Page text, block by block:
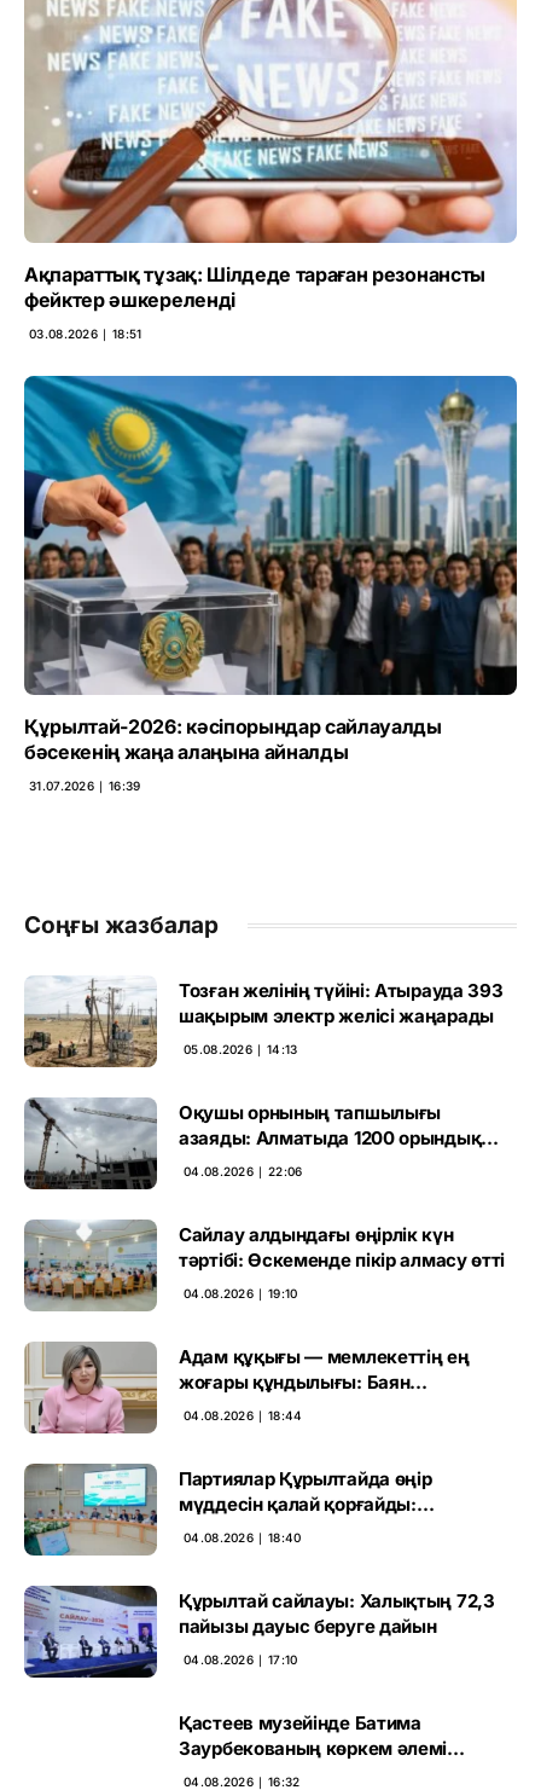
Ақпараттық тұзақ: Шілдеде тараған резонансты
фейктер әшкереленді
03.08.2026 ∣ 18:51
Құрылтай-2026: кәсіпорындар сайлауалды
бәсекенің жаңа алаңына айналды
31.07.2026 ∣ 16:39
Соңғы жазбалар
Тозған желінің түйіні: Атырауда 393
шақырым электр желісі жаңарады
05.08.2026 ∣ 14:13
Оқушы орнының тапшылығы
азаяды: Алматыда 1200 орындық
мектеп салынып жатыр
04.08.2026 ∣ 22:06
Сайлау алдындағы өңірлік күн
тәртібі: Өскеменде пікір алмасу өтті
04.08.2026 ∣ 19:10
Адам құқығы — мемлекеттің ең
жоғары құндылығы: Баян
Жалмағанбетова
04.08.2026 ∣ 18:44
Партиялар Құрылтайда өңір
мүддесін қалай қорғайды:
сарапшылар талқылауы
04.08.2026 ∣ 18:40
Құрылтай сайлауы: Халықтың 72,3
пайызы дауыс беруге дайын
04.08.2026 ∣ 17:10
Қастеев музейінде Батима
Заурбекованың көркем әлемі
ашылады
04.08.2026 ∣ 16:32